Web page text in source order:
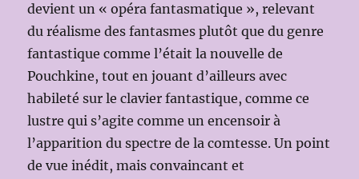
devient un « opéra fantasmatique », relevant
du réalisme des fantasmes plutôt que du genre
fantastique comme l’était la nouvelle de
Pouchkine, tout en jouant d’ailleurs avec
habileté sur le clavier fantastique, comme ce
lustre qui s’agite comme un encensoir à
l’apparition du spectre de la comtesse. Un point
de vue inédit, mais convaincant et